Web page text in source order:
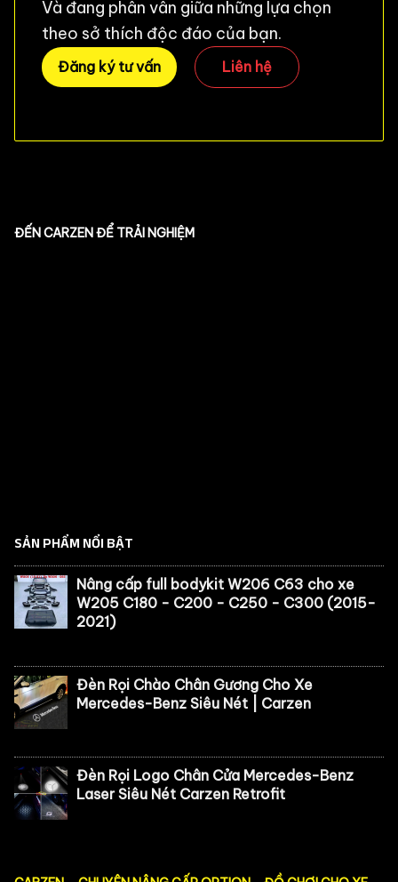
Và đang phân vân giữa những lựa chọn
theo sở thích độc đáo của bạn.
Đăng ký tư vấn Liên hệ
ĐẾN CARZEN ĐỂ TRẢI NGHIỆM
SẢN PHẨM NỔI BẬT
Nâng cấp full bodykit W206 C63 cho xe
W205 C180 - C200 - C250 - C300 (2015-
2021)
Đèn Rọi Chào Chân Gương Cho Xe
Mercedes-Benz Siêu Nét | Carzen
Đèn Rọi Logo Chân Cửa Mercedes-Benz
Laser Siêu Nét Carzen Retrofit